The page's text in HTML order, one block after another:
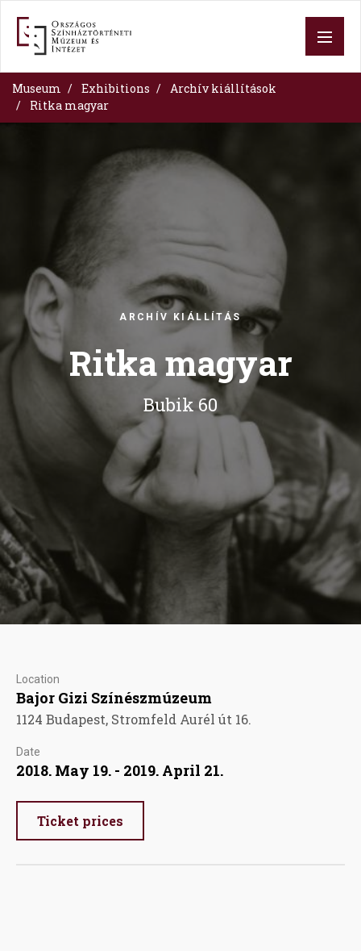
content
Museum Exhibitions
Archív kiállítások
Ritka magyar
ARCHÍV KIÁLLÍTÁS
Ritka magyar
Bubik 60
Location
Bajor Gizi Színészmúzeum
1124 Budapest, Stromfeld Aurél út 16.
Date
2018. May 19. - 2019. April 21.
Ticket prices